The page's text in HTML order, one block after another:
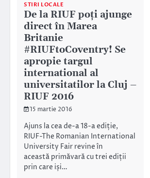
STIRI LOCALE
De la RIUF poți ajunge
direct în Marea
Britanie
#RIUFtoCoventry! Se
apropie targul
international al
universitatilor la Cluj –
RIUF 2016
15 martie 2016
Ajuns la cea de-a 18-a ediție,
RIUF-The Romanian International
University Fair revine în
această primăvară cu trei ediții
prin care iși…